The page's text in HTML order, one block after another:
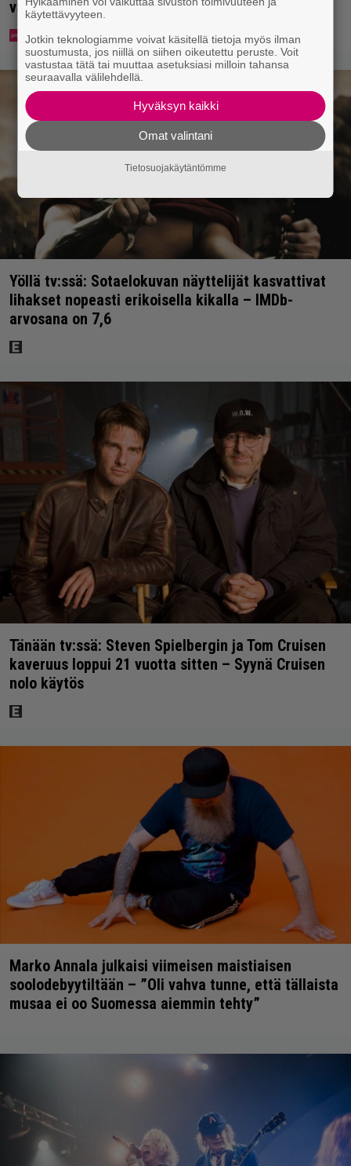
vakavaan kansansairauteen
Yöllä tv:ssä: Sotaelokuvan näyttelijät kasvattivat
lihakset nopeasti erikoisella kikalla – IMDb-
arvosana on 7,6
Tänään tv:ssä: Steven Spielbergin ja Tom Cruisen
kaveruus loppui 21 vuotta sitten – Syynä Cruisen
nolo käytös
Marko Annala julkaisi viimeisen maistiaisen
soolodebyytiltään – ”Oli vahva tunne, että tällaista
musaa ei oo Suomessa aiemmin tehty”
käytettävyyteen.
Jotkin teknologiamme voivat käsitellä tietoja myös ilman
suostumusta, jos niillä on siihen oikeutettu peruste. Voit
vastustaa tätä tai muuttaa asetuksiasi milloin tahansa
seuraavalla välilehdellä.
Hyväksyn kaikki
Omat valintani
Tietosuojakäytäntömme